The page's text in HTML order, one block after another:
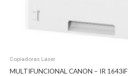
Copiadoras Laser
MULTIFUNCIONAL CANON – IR 1643iF